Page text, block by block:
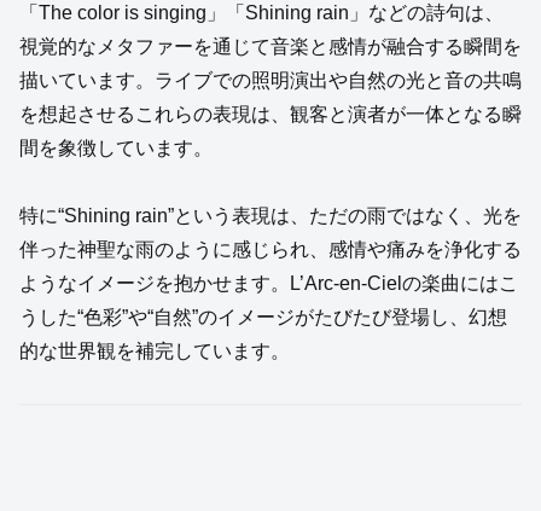
「The color is singing」「Shining rain」などの詩句は、
視覚的なメタファーを通じて音楽と感情が融合する瞬間を
描いています。ライブでの照明演出や自然の光と音の共鳴
を想起させるこれらの表現は、観客と演者が一体となる瞬
間を象徴しています。
特に“Shining rain”という表現は、ただの雨ではなく、光を
伴った神聖な雨のように感じられ、感情や痛みを浄化する
ようなイメージを抱かせます。L’Arc-en-Cielの楽曲にはこ
うした“色彩”や“自然”のイメージがたびたび登場し、幻想
的な世界観を補完しています。